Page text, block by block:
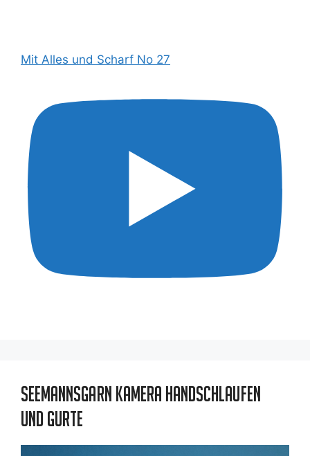
Mit Alles und Scharf No 27
Seemannsgarn Kamera Handschlaufen
und Gurte